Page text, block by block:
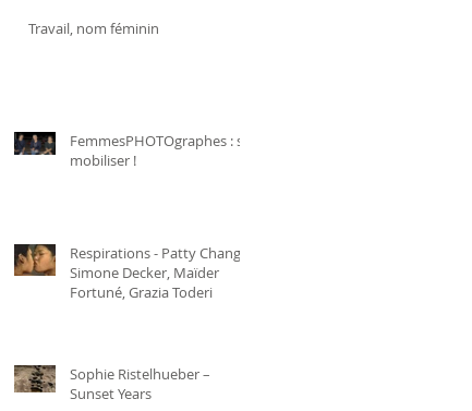
Travail, nom féminin
FemmesPHOTOgraphes : se
mobiliser !
Respirations - Patty Chang,
Simone Decker, Maïder
Fortuné, Grazia Toderi
Sophie Ristelhueber –
Sunset Years